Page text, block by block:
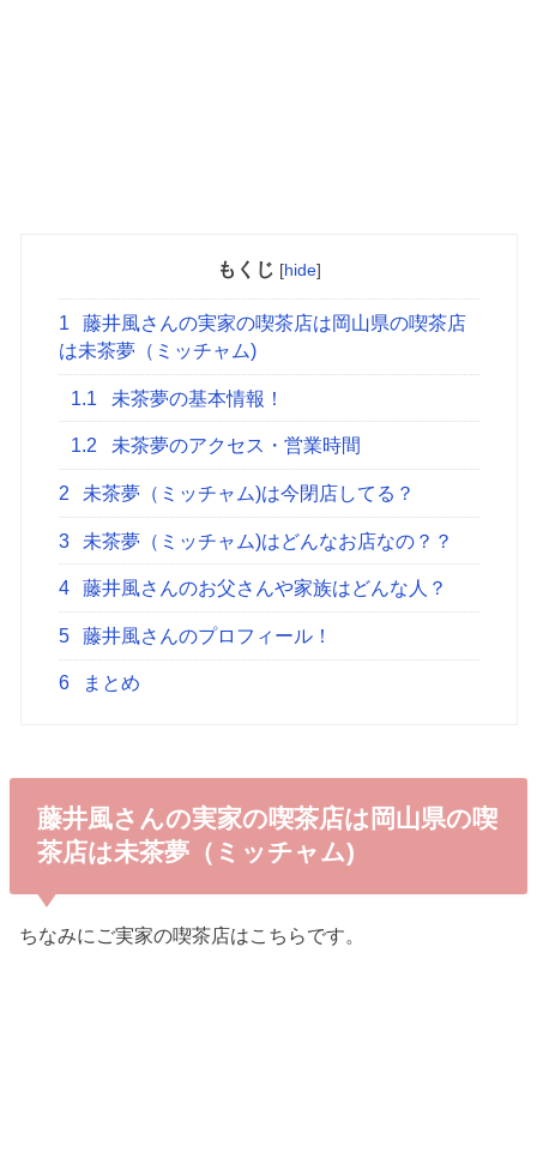
もくじ [hide]
1
藤井風さんの実家の喫茶店は岡山県の喫茶店
は未茶夢（ミッチャム)
1.1 未茶夢の基本情報！
1.2 未茶夢のアクセス・営業時間
2 未茶夢（ミッチャム)は今閉店してる？
3 未茶夢（ミッチャム)はどんなお店なの？？
4 藤井風さんのお父さんや家族はどんな人？
5 藤井風さんのプロフィール！
6 まとめ
藤井風さんの実家の喫茶店は岡山県の喫
茶店は未茶夢（ミッチャム)
ちなみにご実家の喫茶店はこちらです。